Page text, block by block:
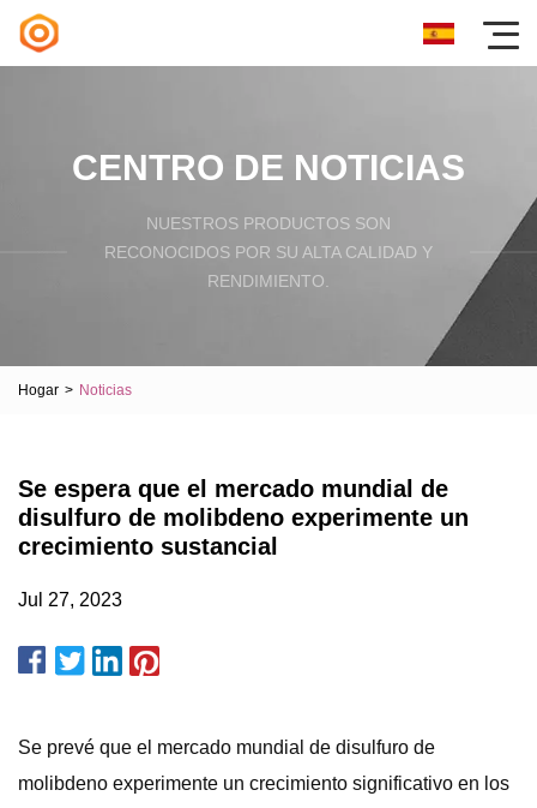
CENTRO DE NOTICIAS
NUESTROS PRODUCTOS SON
RECONOCIDOS POR SU ALTA CALIDAD Y
RENDIMIENTO.
Hogar > Noticias
Se espera que el mercado mundial de
disulfuro de molibdeno experimente un
crecimiento sustancial
Jul 27, 2023
Se prevé que el mercado mundial de disulfuro de
molibdeno experimente un crecimiento significativo en los